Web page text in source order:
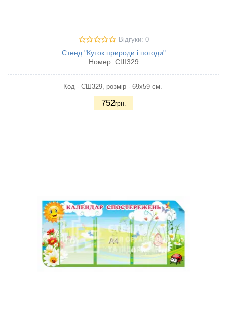
Відгуки: 0
Стенд "Куток природи і погоди"
Номер: СШ329
Код - СШ329, розмір - 69х59 см.
752грн.